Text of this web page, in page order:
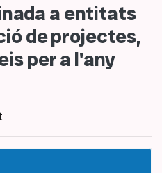
a entitats
de projectes,
per a l'any